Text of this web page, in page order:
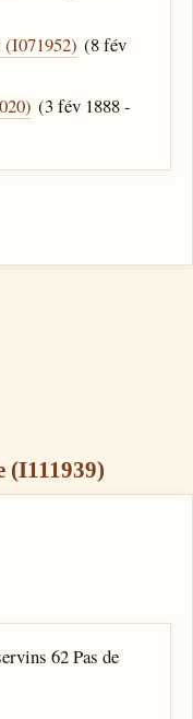
(8 fév
(3 fév 1888 -
(I111939)
62 Pas de